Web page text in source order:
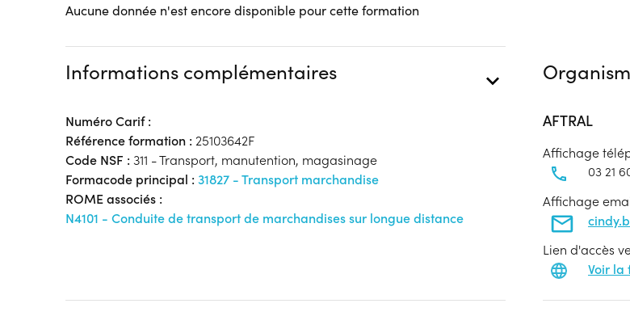
Aucune donnée n'est encore disponible pour cette formation
Informations complémentaires
Numéro Carif :
Référence formation : 25103642F
Code NSF : 311 - Transport, manutention, magasinage
Formacode principal : 31827 - Transport marchandise
ROME associés :
N4101 - Conduite de transport de marchandises sur longue distance
AFTRAL
Affichage
03 21
Affichage
Lien d'accès
Voir la